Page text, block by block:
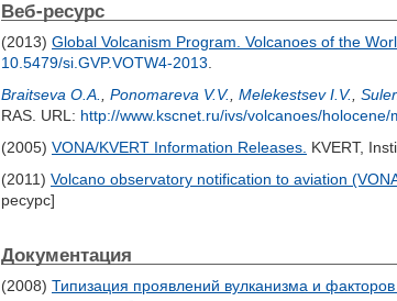
Веб-ресурс
(2013) Global Volcanism Program. Volcanoes of the
10.5479/si.GVP.VOTW4-2013
Braitseva O.A.
Ponomareva V.V. Melekestsev I.V.
RAS. URL: http://www.kscnet.ru/ivs/volcanoes/holocene/
(2005) VONA/KVERT Information Releases. KVERT,
(2011) Volcano observatory notification to aviation
ресурс]
Документация
(2008) Типизация проявлений вулканизма и